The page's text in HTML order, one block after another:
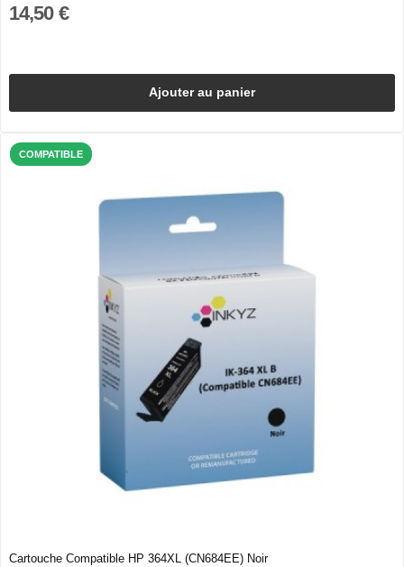
14,50 €
Ajouter au panier
COMPATIBLE
Cartouche Compatible HP 364XL (CN684EE) Noir